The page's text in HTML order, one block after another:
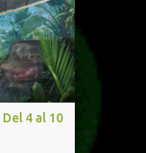
4 al 10